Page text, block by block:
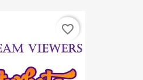
favorite_border